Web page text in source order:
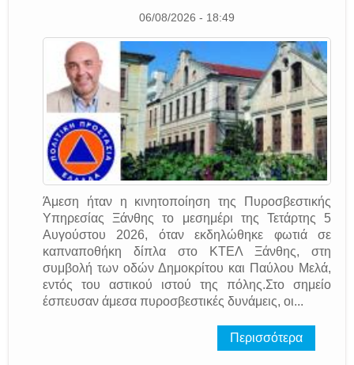
06/08/2026 - 18:49
Άμεση ήταν η κινητοποίηση της Πυροσβεστικής
Υπηρεσίας Ξάνθης το μεσημέρι της Τετάρτης 5
Αυγούστου 2026, όταν εκδηλώθηκε φωτιά σε
καπναποθήκη δίπλα στο ΚΤΕΛ Ξάνθης, στη
συμβολή των οδών Δημοκρίτου και Παύλου Μελά,
εντός του αστικού ιστού της πόλης.Στο σημείο
έσπευσαν άμεσα πυροσβεστικές δυνάμεις, οι...
Περισσότερα